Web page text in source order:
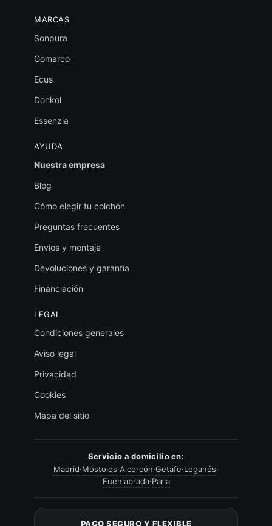
MARCAS
Sonpura
Gomarco
Ecus
Donkol
Essenzia
AYUDA
Nuestra empresa
Blog
Cómo elegir tu colchón
Preguntas frecuentes
Envíos y montaje
Devoluciones y garantía
Financiación
LEGAL
Condiciones generales
Aviso legal
Privacidad
Cookies
Mapa del sitio
Servicio a domicilio en:
Madrid·Móstoles·Alcorcón·Getafe·Leganés·
Fuenlabrada·Parla
PAGO SEGURO Y FLEXIBLE